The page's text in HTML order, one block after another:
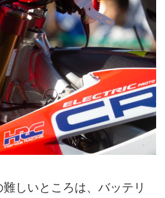
しいところは、バッテリ